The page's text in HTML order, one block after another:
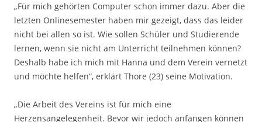
„Für mich gehörten Computer schon immer dazu. Aber die
letzten Onlinesemester haben mir gezeigt, dass das leider
nicht bei allen so ist. Wie sollen Schüler und Studierende
lernen, wenn sie nicht am Unterricht teilnehmen können?
Deshalb habe ich mich mit Hanna und dem Verein vernetzt
und möchte helfen“, erklärt Thore (23) seine Motivation.
„Die Arbeit des Vereins ist für mich eine
Herzensangelegenheit. Bevor wir jedoch anfangen können